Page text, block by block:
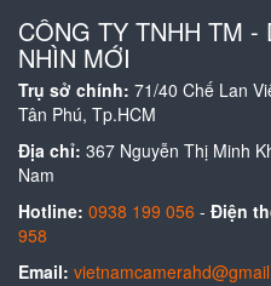
CÔNG TY TNHH TM -
NHÌN MỚI
Trụ sở chính: 71/40 Chế Lan
Tân Phú, Tp.HCM
Địa chỉ: 367 Nguyễn Thị Minh
Nam
Hotline: 0938 199 056 - Điện
958
Email: